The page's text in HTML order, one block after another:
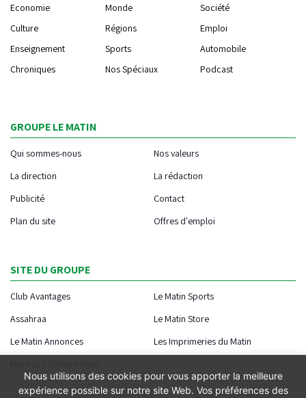
Economie
Monde
Société
Culture
Régions
Emploi
Enseignement
Sports
Automobile
Chroniques
Nos Spéciaux Podcast
GROUPE LE MATIN
Qui sommes-nous
Nos valeurs
La direction
La rédaction
Publicité
Contact
Plan du site
Offres d'emploi
SITE DU GROUPE
Club Avantages
Le Matin Sports
Assahraa
Le Matin Store
Le Matin Annonces
Les Imprimeries du Matin
Nous utilisons des cookies pour vous apporter la meilleure
expérience possible sur notre site Web. Vos préférences des